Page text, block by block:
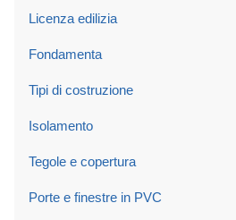
Licenza edilizia
Fondamenta
Tipi di costruzione
Isolamento
Tegole e copertura
Porte e finestre in PVC